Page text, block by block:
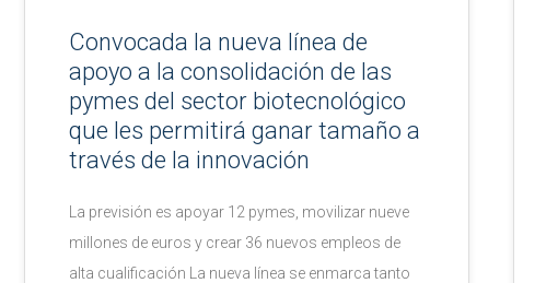
Convocada la nueva línea de
apoyo a la consolidación de las
pymes del sector biotecnológico
que les permitirá ganar tamaño a
través de la innovación
La previsión es apoyar 12 pymes, movilizar nueve
millones de euros y crear 36 nuevos empleos de
alta cualificación La nueva línea se enmarca tanto